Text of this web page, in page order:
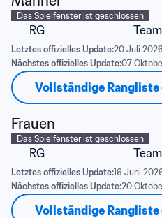
Das Spielfenster ist geschlossen
RG Team
Letztes offizielles Update:20 Juli 2026
Nächstes offizielles Update:07
Vollständige Rangliste
Frauen
Das Spielfenster ist geschlossen
RG Team
Letztes offizielles Update:16 Juni
Nächstes offizielles Update:20
Vollständige Rangliste